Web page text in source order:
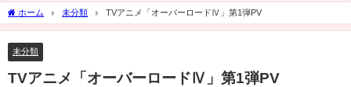
ホーム 未分類 TVアニメ「オーバーロードⅣ」第1弾PV
未分類
TVアニメ「オーバーロードⅣ」第1弾PV